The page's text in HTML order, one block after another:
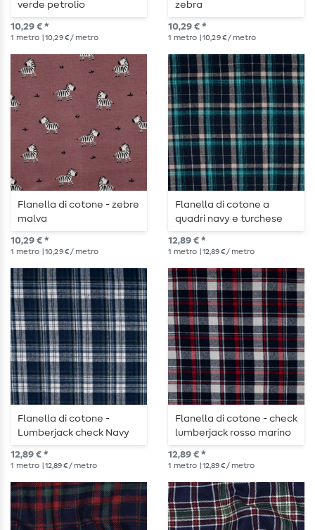
verde petrolio
10,29 € *
1 metro | 10,29 € / metro
zebra
10,29 € *
1 metro | 10,29 € / metro
Flanella di cotone - zebre
malva
10,29 € *
1 metro | 10,29 € / metro
Flanella di cotone a
quadri navy e turchese
12,89 € *
1 metro | 12,89 € / metro
Flanella di cotone -
Lumberjack check Navy
White
12,89 € *
1 metro | 12,89 € / metro
Flanella di cotone - check
lumberjack rosso marino
12,89 € *
1 metro | 12,89 € / metro